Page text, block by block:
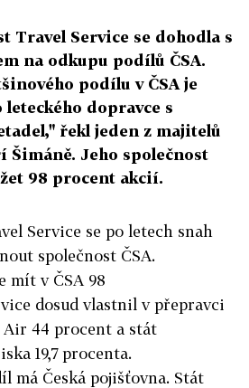
Travel Service se dohodla s
na odkupu podílů ČSA.
podílu v ČSA je
dopravce s
řekl jeden z majitelů
Šimáně. Jeho společnost
98 procent akcií.
Service se po letech snah
společnost ČSA.
mít v ČSA 98
dosud vlastnil v přepravci
Air 44 procent a stát
19,7 procenta.
má Česká pojišťovna. Stát